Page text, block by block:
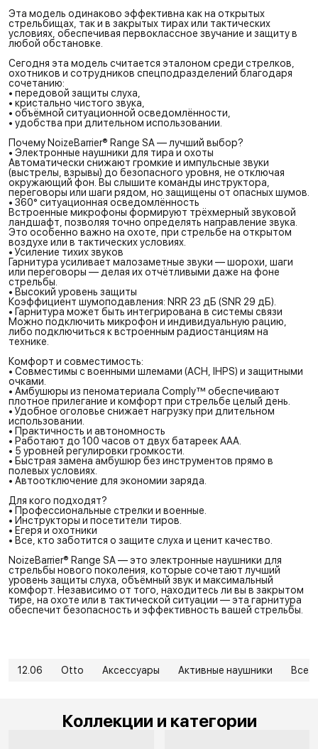
Эта модель одинаково эффективна как на открытых
стрельбищах, так и в закрытых тирах или тактических
условиях, обеспечивая первоклассное звучание и защиту в
любой обстановке.
Сегодня эта модель считается эталоном среди стрелков,
охотников и сотрудников спецподразделений благодаря
сочетанию:
• передовой защиты слуха,
• кристально чистого звука,
• объёмной ситуационной осведомлённости,
• удобства при длительном использовании.
Почему NoizeBarrier® Range SA — лучший выбор?
• Электронные наушники для тира и охоты
Автоматически снижают громкие и импульсные звуки
(выстрелы, взрывы) до безопасного уровня, не отключая
окружающий фон. Вы слышите команды инструктора,
переговоры или шаги рядом, но защищены от опасных шумов.
• 360° ситуационная осведомлённость
Встроенные микрофоны формируют трёхмерный звуковой
ландшафт, позволяя точно определять направление звука.
Это особенно важно на охоте, при стрельбе на открытом
воздухе или в тактических условиях.
• Усиление тихих звуков
Гарнитура усиливает малозаметные звуки — шорохи, шаги
или переговоры — делая их отчётливыми даже на фоне
стрельбы.
• Высокий уровень защиты
Коэффициент шумоподавления: NRR 23 дБ (SNR 29 дБ).
• Гарнитура может быть интегрирована в системы связи
Можно подключить микрофон и индивидуальную рацию,
либо подключиться к встроенным радиостанциям на
технике.
Комфорт и совместимость:
• Совместимы с военными шлемами (ACH, IHPS) и защитными
очками.
• Амбушюры из пеноматериала Comply™ обеспечивают
плотное прилегание и комфорт при стрельбе целый день.
• Удобное оголовье снижает нагрузку при длительном
использовании.
• Практичность и автономность
• Работают до 100 часов от двух батареек AAA.
• 5 уровней регулировки громкости.
• Быстрая замена амбушюр без инструментов прямо в
полевых условиях.
• Автоотключение для экономии заряда.
Для кого подходят?
• Профессиональные стрелки и военные.
• Инструкторы и посетители тиров.
• Егеря и охотники
• Все, кто заботится о защите слуха и ценит качество.
NoizeBarrier® Range SA — это электронные наушники для
стрельбы нового поколения, которые сочетают лучший
уровень защиты слуха, объёмный звук и максимальный
комфорт. Независимо от того, находитесь ли вы в закрытом
тире, на охоте или в тактической ситуации — эта гарнитура
обеспечит безопасность и эффективность вашей стрельбы.
12.06 Otto Аксессуары Активные наушники Все
Коллекции и категории